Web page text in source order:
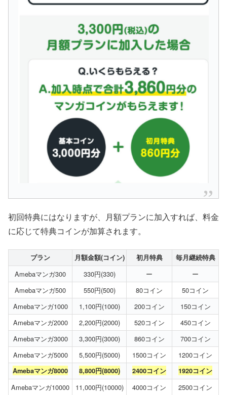
初回特典にはなりますが、月額プランに加入すれば、料金
に応じて特典コインが加算されます。
プラン 月額金額(コイン) 初月特典 毎月継続特典
Amebaマンガ300 330円(330) ー
ー
Amebaマンガ500
550円(500) 80コイン
50コイン
Amebaマンガ1000
1,100円(1000) 200コイン
150コイン
Amebaマンガ2000
2,200円(2000) 520コイン
450コイン
Amebaマンガ3000
3,300円(3000) 860コイン
700コイン
Amebaマンガ5000
5,500円(5000) 1500コイン 1200コイン
Amebaマンガ8000 8,800円(8000) 2400コイン 1920コイン
Amebaマンガ10000 11,000円(10000) 4000コイン 2500コイン